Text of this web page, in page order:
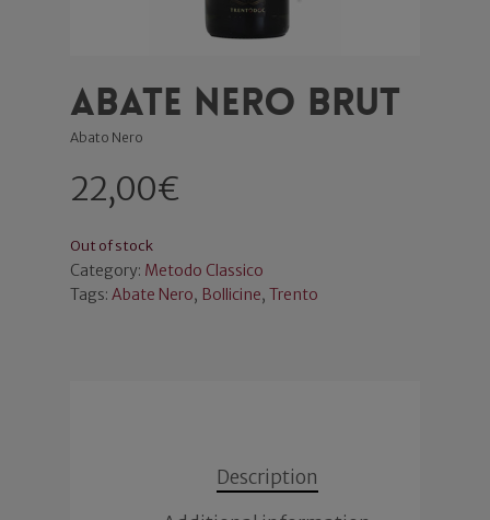
Abate Nero Brut
Abato Nero
22,00€
Out of stock
Category: Metodo Classico
Tags: Abate Nero, Bollicine, Trento
Description